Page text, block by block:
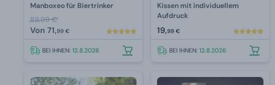
Manboxeo für Biertrinker
89,99 €
Von 71,99 €
BEI IHNEN: 12.8.2026
Kissen mit individuellem
Aufdruck
19,99 €
BEI IHNEN: 12.8.2026